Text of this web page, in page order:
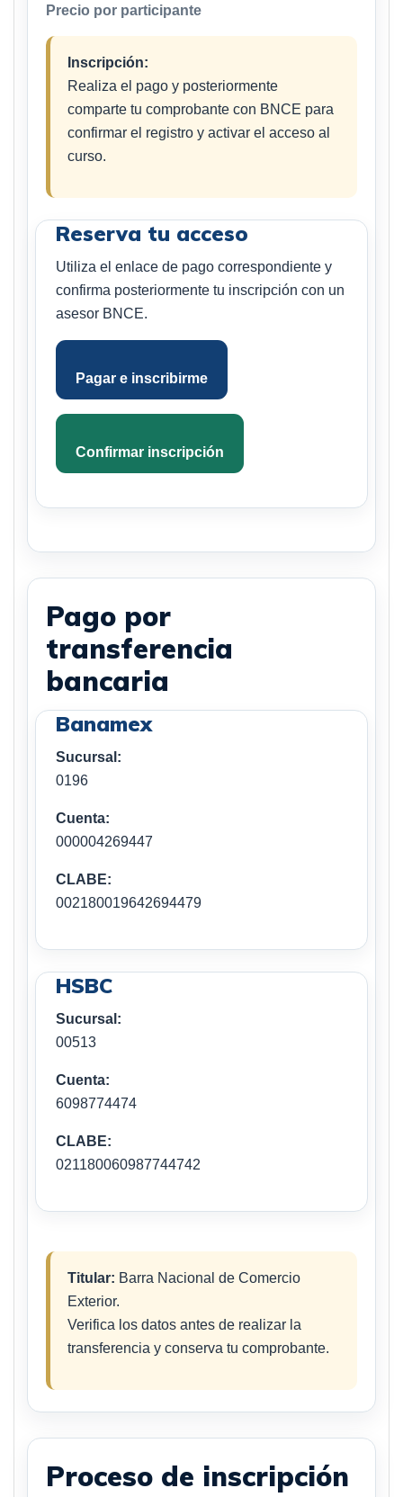
Precio por participante
Inscripción:
Realiza el pago y posteriormente
comparte tu comprobante con BNCE para
confirmar el registro y activar el acceso al
curso.
Reserva tu acceso
Utiliza el enlace de pago correspondiente y
confirma posteriormente tu inscripción con un
asesor BNCE.
Pagar e inscribirme
Confirmar inscripción
Pago por
transferencia
bancaria
Banamex
Sucursal:
0196
Cuenta:
000004269447
CLABE:
002180019642694479
HSBC
Sucursal:
00513
Cuenta:
6098774474
CLABE:
021180060987744742
Titular: Barra Nacional de Comercio
Exterior.
Verifica los datos antes de realizar la
transferencia y conserva tu comprobante.
Proceso de inscripción